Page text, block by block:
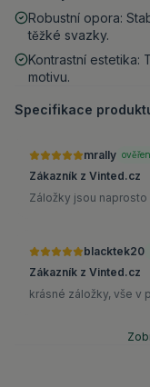
Robustní opora:
těžké svazky.
Kontrastní estetika:
motivu.
Specifikace
mrally
Zákazník z Vinted.cz
Záložky jsou naprosto
blacktek20
Zákazník z Vinted.cz
krásné záložky, vše v